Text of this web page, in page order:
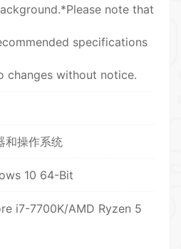
note that
specifications
changes without notice.
和操作系统
10 64-Bit
i7-7700K/AMD Ryzen 5